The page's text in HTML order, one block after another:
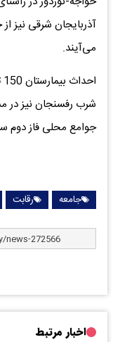
آذربایجان شرقی نیز
می‌آیند.
شرب رفسنجان نیز در
جوامع محلی فاز دوم
جامعه رقابت
اخبار مرتبط